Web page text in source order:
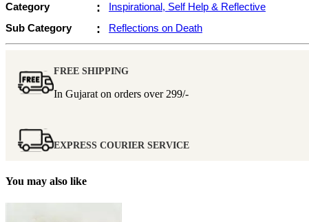
Category
:
Inspirational, Self Help & Reflective
Sub Category
: Reflections on Death
FREE SHIPPING
In Gujarat on orders over 299/-
EXPRESS COURIER SERVICE
You may also like